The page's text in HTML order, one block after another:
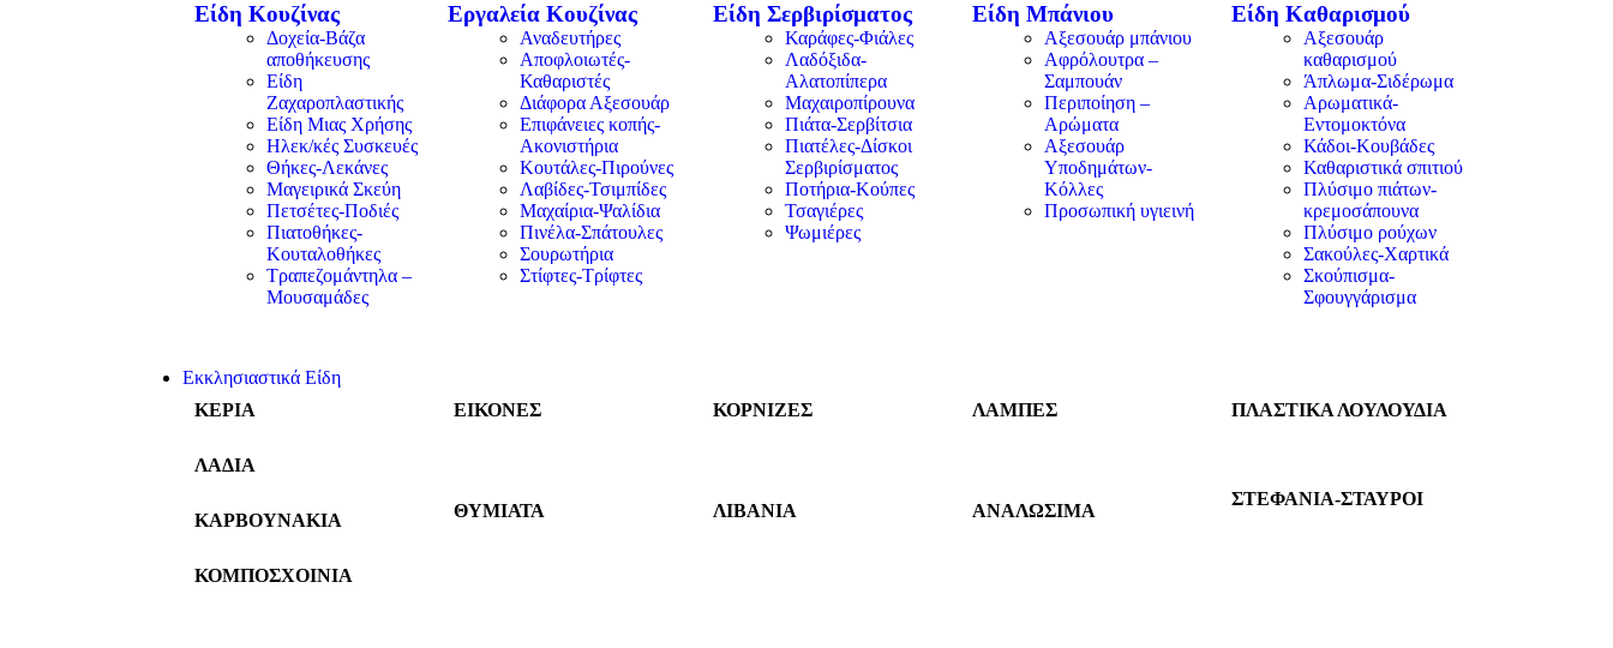
Είδη Κουζίνας
Δοχεία-Βάζα
αποθήκευσης
Είδη
Ζαχαροπλαστικής
Είδη Μιας Χρήσης
Ηλεκ/κές Συσκευές
Θήκες-Λεκάνες
Μαγειρικά Σκεύη
Πετσέτες-Ποδιές
Πιατοθήκες-
Κουταλοθήκες
Τραπεζομάντηλα –
Μουσαμάδες
Εργαλεία Κουζίνας
Αναδευτήρες
Αποφλοιωτές-
Καθαριστές
Διάφορα Αξεσουάρ
Επιφάνειες κοπής-
Ακονιστήρια
Κουτάλες-Πιρούνες
Λαβίδες-Τσιμπίδες
Μαχαίρια-Ψαλίδια
Πινέλα-Σπάτουλες
Σουρωτήρια
Στίφτες-Τρίφτες
Είδη Σερβιρίσματος
Καράφες-Φιάλες
Λαδόξιδα-
Αλατοπίπερα
Μαχαιροπίρουνα
Πιάτα-Σερβίτσια
Πιατέλες-Δίσκοι
Σερβιρίσματος
Ποτήρια-Κούπες
Τσαγιέρες
Ψωμιέρες
Είδη Μπάνιου
Αξεσουάρ μπάνιου
Αφρόλουτρα –
Σαμπουάν
Περιποίηση –
Αρώματα
Αξεσουάρ
Υποδημάτων-
Κόλλες
Προσωπική υγιεινή
Είδη Καθαρισμού
Αξεσουάρ
καθαρισμού
Άπλωμα-Σιδέρωμα
Αρωματικά-
Εντομοκτόνα
Κάδοι-Κουβάδες
Καθαριστικά σπιτιού
Πλύσιμο πιάτων-
κρεμοσάπουνα
Πλύσιμο ρούχων
Σακούλες-Χαρτικά
Σκούπισμα-
Σφουγγάρισμα
Εκκλησιαστικά Είδη
ΚΕΡΙΑ
ΛΑΔΙΑ
ΚΑΡΒΟΥΝΑΚΙΑ
ΚΟΜΠΟΣΧΟΙΝΙΑ
ΕΙΚΟΝΕΣ
ΘΥΜΙΑΤΑ
ΚΟΡΝΙΖΕΣ
ΛΙΒΑΝΙΑ
ΛΑΜΠΕΣ
ΑΝΑΛΩΣΙΜΑ
ΠΛΑΣΤΙΚΑ ΛΟΥΛΟΥΔΙΑ
ΣΤΕΦΑΝΙΑ-ΣΤΑΥΡΟΙ